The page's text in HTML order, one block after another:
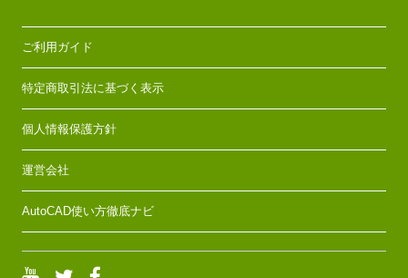
ご利用ガイド
特定商取引法に基づく表示
個人情報保護方針
運営会社
AutoCAD使い方徹底ナビ